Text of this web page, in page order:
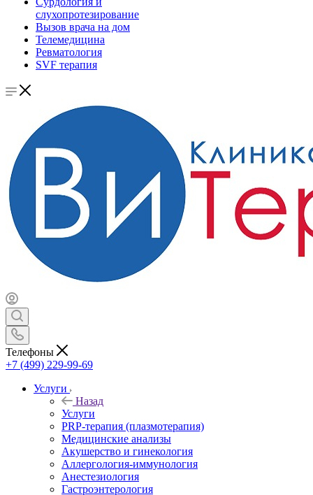
слухопротезирование
Вызов врача на дом
Телемедицина
Ревматология
SVF терапия
Телефоны
+7 (499) 229-99-69
Услуги
Назад
Услуги
PRP-терапия (плазмотерапия)
Медицинские анализы
Акушерство и гинекология
Аллергология-иммунология
Анестезиология
Гастроэнтерология